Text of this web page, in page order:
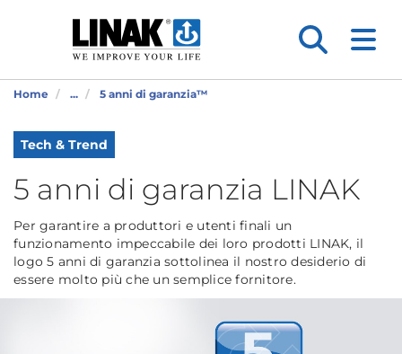
Home ... 5 anni di garanzia™
Tech & Trend
5 anni di garanzia LINAK
Per garantire a produttori e utenti finali un
funzionamento impeccabile dei loro prodotti LINAK, il
logo 5 anni di garanzia sottolinea il nostro desiderio di
essere molto più che un semplice fornitore.